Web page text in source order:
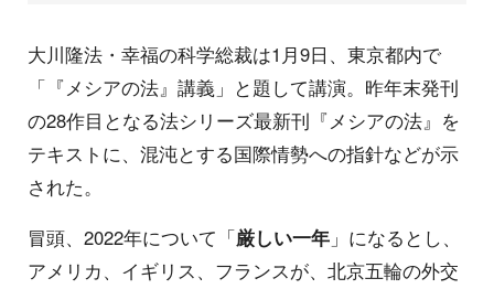
大川隆法・幸福の科学総裁は1月9日、東京都内で
「『メシアの法』講義」と題して講演。昨年末発刊
の28作目となる法シリーズ最新刊『メシアの法』を
テキストに、混沌とする国際情勢への指針などが示
された。
冒頭、2022年について「厳しい一年 」になるとし、
アメリカ、イギリス、フランスが、北京五輪の外交